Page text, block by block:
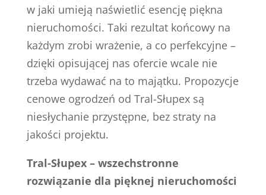
w jaki umieją naświetlić esencję piękna
nieruchomości. Taki rezultat końcowy na
każdym zrobi wrażenie, a co perfekcyjne –
dzięki opisującej nas ofercie wcale nie
trzeba wydawać na to majątku. Propozycje
cenowe ogrodzeń od Tral-Słupex są
niesłychanie przystępne, bez straty na
jakości projektu.
Tral-Słupex – wszechstronne
rozwiązanie dla pięknej nieruchomości